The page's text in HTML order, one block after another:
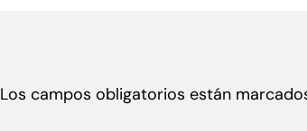
Los campos obligatorios están